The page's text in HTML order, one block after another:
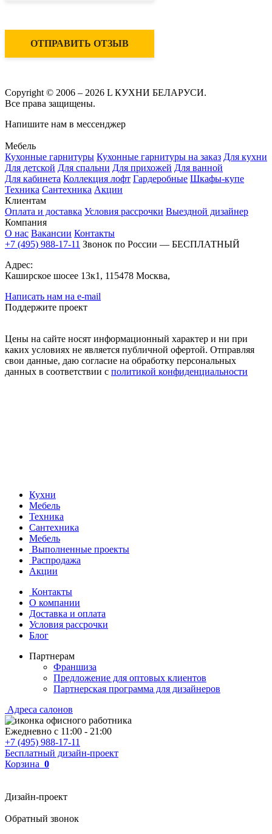
ОТПРАВИТЬ ОТЗЫВ
Copyright © 2006 – 2026 L КУХНИ БЕЛАРУСИ.
Все права защищены.
Напишите нам в мессенджер
Мебель
Кухонные гарнитуры Кухонные гарнитуры на заказ Для кухни
Для детской Для спальни Для прихожей Для ванной
Для кабинета Коллекция лофт Гардеробные Шкафы-купе
Техника Сантехника Акции
Клиентам
Оплата и доставка Условия рассрочки Выездной дизайнер
Компания
О нас Вакансии Контакты
+7 (495) 988-17-11 Звонок по России — БЕСПЛАТНЫЙ
Адрес:
Каширское шосее 13к1, 115478 Москва,
Написать нам на e-mail
Поддержите проект
Цены на сайте носят информационный характер и ни при
каких условиях не является публичной офертой. Отправляя
свои данные, даю согласие на обработку персональных
данных в соответствии с политикой конфиденциальности
Кухни
Мебель
Техника
Сантехника
Мебель
Выполненные проекты
Распродажа
Акции
Контакты
О компании
Доставка и оплата
Условия рассрочки
Блог
Партнерам
Франшиза
Предложение для оптовых клиентов
Партнерская программа для дизайнеров
Адреса салонов
Ежедневно с 11:00 - 21:00
+7 (495) 988-17-11
Бесплатный дизайн-проект
Корзина 0
Дизайн-проект
Обратный звонок